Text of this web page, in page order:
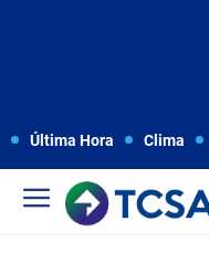
Última Hora Clima